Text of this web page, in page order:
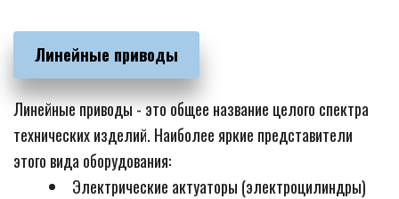
Линейные приводы
Линейные приводы - это общее название целого спектра
технических изделий. Наиболее яркие представители
этого вида оборудования:
Электрические актуаторы (электроцилиндры)